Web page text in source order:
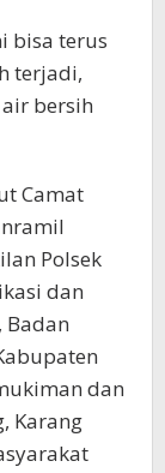
bisa terus
terjadi,
bersih
Camat
Polsek
dan
Badan
dan
Karang